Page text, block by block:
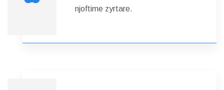
njoftime zyrtare.